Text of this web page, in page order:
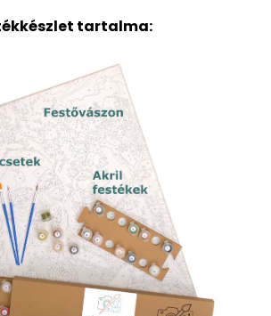
tartalma: